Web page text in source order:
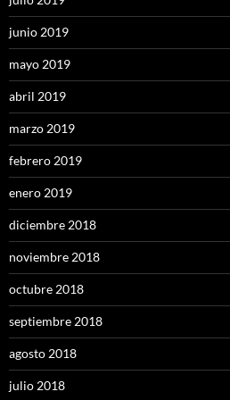
junio 2019
mayo 2019
abril 2019
marzo 2019
febrero 2019
enero 2019
diciembre 2018
noviembre 2018
octubre 2018
septiembre 2018
agosto 2018
julio 2018